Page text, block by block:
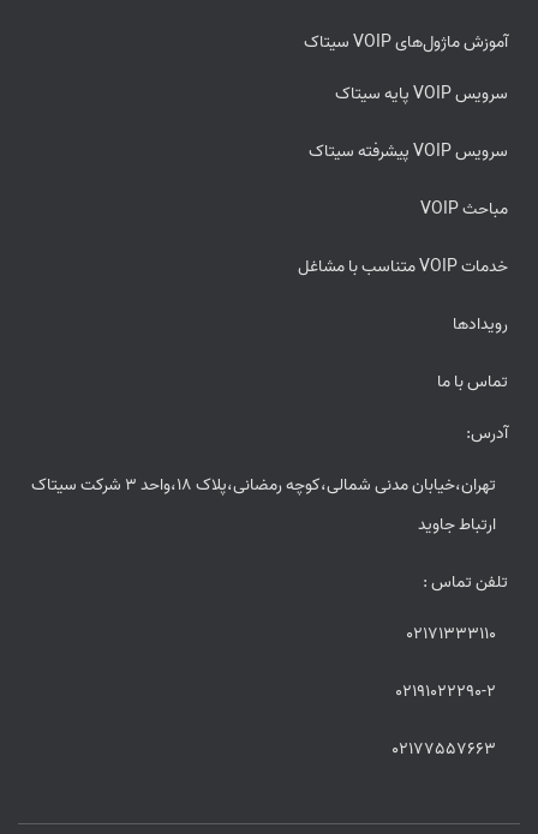
آموزش ماژول‌های VOIP سیتاک
سرویس VOIP پایه سیتاک
سرویس VOIP پیشرفته سیتاک
مباحث VOIP
خدمات VOIP متناسب با مشاغل
رویدادها
تماس با ما
آدرس:
تهران،خیابان مدنی شمالی،کوچه رمضانی،پلاک 18،واحد 3 شرکت سیتاک
ارتباط جاوید
تلفن تماس :
02171333110
02191022290-2
02177557663